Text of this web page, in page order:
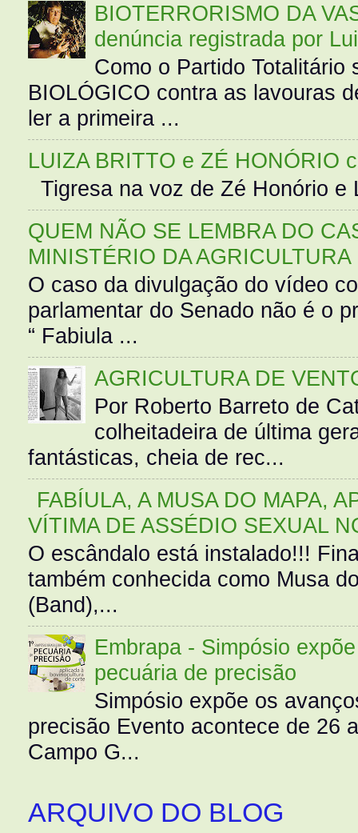
BIOTERRORISMO DA
denúncia registrada por
Como o Partido Totalitário
BIOLÓGICO contra as lavouras
ler a primeira ...
LUIZA BRITTO e ZÉ HONÓRIO
Tigresa na voz de Zé Honório
QUEM NÃO SE LEMBRA DO
MINISTÉRIO DA AGRICULTURA
O caso da divulgação do vídeo
parlamentar do Senado não é o
“ Fabiula ...
AGRICULTURA DE
Por Roberto Barreto de
colheitadeira de última
fantásticas, cheia de rec...
FABÍULA, A MUSA DO MAPA,
VÍTIMA DE ASSÉDIO SEXUAL
O escândalo está instalado!!!
também conhecida como Musa
(Band),...
Embrapa - Simpósio
pecuária de precisão
Simpósio expõe os
precisão Evento acontece de 26
Campo G...
ARQUIVO DO BLOG